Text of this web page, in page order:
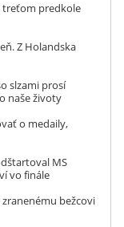
treťom predkole
Z Holandska
slzami prosí
naše životy
o medaily,
MS
vo finále
bežcovi